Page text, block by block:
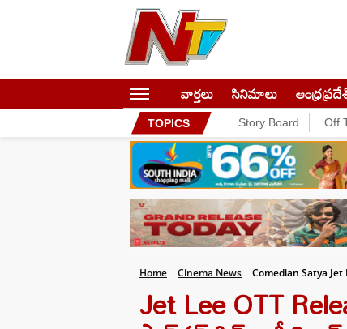
వార్తలు సినిమాలు
TOPICS Story Board Off
Home Cinema News Comedian Satya
Jet Lee OTT